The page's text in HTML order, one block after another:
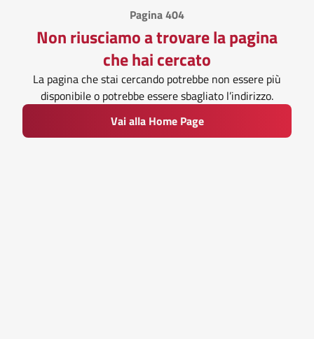
Pagina 404
Non riusciamo a trovare la pagina
che hai cercato
La pagina che stai cercando potrebbe non essere più
disponibile o potrebbe essere sbagliato l’indirizzo.
Vai alla Home Page